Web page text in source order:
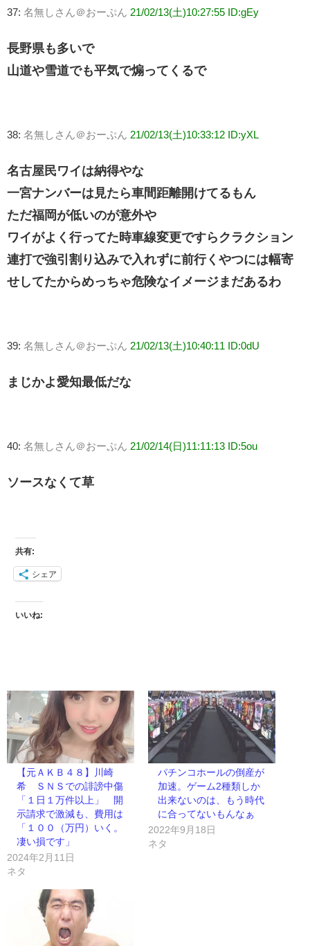
37: 名無しさん＠おーぷん 21/02/13(土)10:27:55 ID:gEy
長野県も多いで
山道や雪道でも平気で煽ってくるで
38: 名無しさん＠おーぷん 21/02/13(土)10:33:12 ID:yXL
名古屋民ワイは納得やな
一宮ナンバーは見たら車間距離開けてるもん
ただ福岡が低いのが意外や
ワイがよく行ってた時車線変更ですらクラクション
連打で強引割り込みで入れずに前行くやつには幅寄
せしてたからめっちゃ危険なイメージまだあるわ
39: 名無しさん＠おーぷん 21/02/13(土)10:40:11 ID:0dU
まじかよ愛知最低だな
40: 名無しさん＠おーぷん 21/02/14(日)11:11:13 ID:5ou
ソースなくて草
共有:
シェア
いいね:
【元ＡＫＢ４８】川崎
希 ＳＮＳでの誹謗中傷
「１日１万件以上」 開
示請求で激減も、費用は
「１００（万円）いく。
凄い損です」
2024年2月11日
ネタ
パチンコホールの倒産が
加速。ゲーム2種類しか
出来ないのは、もう時代
に合ってないもんなぁ
2022年9月18日
ネタ